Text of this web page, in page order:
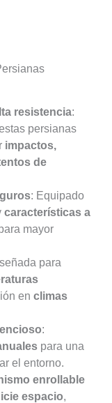
resistencia:
persianas
impactos,
de
: Equipado
características a
mayor
para
en climas
:
para una
el entorno.
enrollable
espacio,